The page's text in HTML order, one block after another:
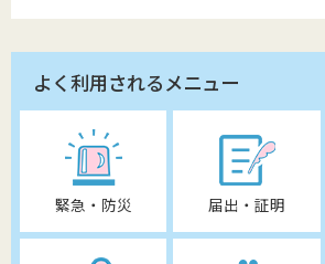
よく利用されるメニュー
緊急・防災 届出・証明